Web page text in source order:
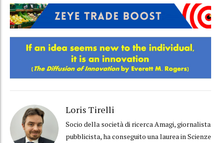
Loris Tirelli
Socio della società di ricerca Amagi, giornalista
pubblicista, ha conseguito una laurea in Scienze